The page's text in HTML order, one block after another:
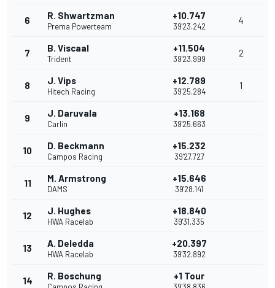
6 R. Shwartzman
Prema Powerteam
+10.747
39'23.242
4
7 B. Viscaal
Trident
+11.504
39'23.999
2
8 J. Vips
Hitech Racing
+12.789
39'25.284
1
9 J. Daruvala
Carlin
+13.168
39'25.663
10 D. Beckmann
Campos Racing
+15.232
39'27.727
11 M. Armstrong
DAMS
+15.646
39'28.141
12 J. Hughes
HWA Racelab
+18.840
39'31.335
13 A. Deledda
HWA Racelab
+20.397
39'32.892
14 R. Boschung +1 Tour